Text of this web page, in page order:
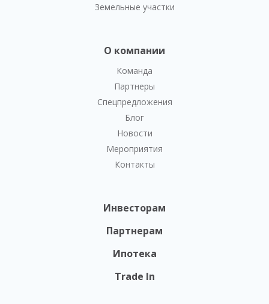
Земельные участки
О компании
Команда
Партнеры
Спецпредложения
Блог
Новости
Мероприятия
Контакты
Инвесторам
Партнерам
Ипотека
Trade In